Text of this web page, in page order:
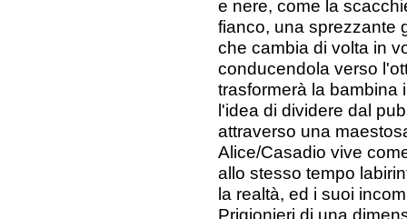
e nere, come la
fianco, una sprezzante
che cambia di volta in
conducendola verso
trasformerà la bambina
l'idea di dividere dal
attraverso una
Alice/Casadio vive
allo stesso tempo
la realtà, ed i suoi
Prigionieri di una